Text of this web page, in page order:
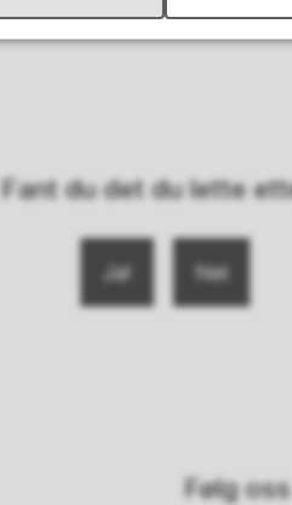
Fant du det du lette
Ja Nei
Følg oss